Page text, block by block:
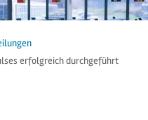
erfolgreich durchgeführt